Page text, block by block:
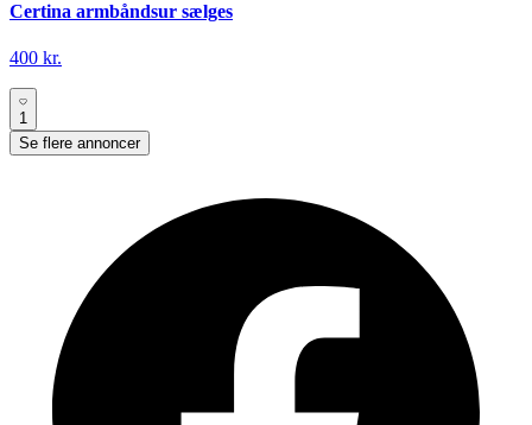
Certina armbåndsur sælges
400 kr.
1
Se flere annoncer